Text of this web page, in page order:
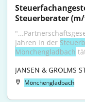
Steuerberater
Jahren in der
Mönchengladbach
JANSEN & GROLMS
Mönchengladbach